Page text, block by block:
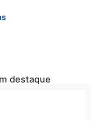
destaque